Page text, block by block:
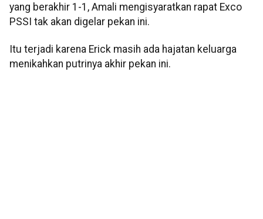
yang berakhir 1-1, Amali mengisyaratkan rapat Exco
PSSI tak akan digelar pekan ini.
Itu terjadi karena Erick masih ada hajatan keluarga
menikahkan putrinya akhir pekan ini.